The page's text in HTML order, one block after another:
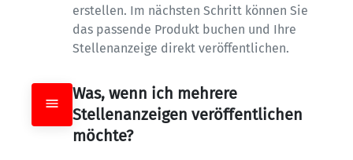
erstellen. Im nächsten Schritt können Sie
das passende Produkt buchen und Ihre
Stellenanzeige direkt veröffentlichen.
Was, wenn ich mehrere
Stellenanzeigen veröffentlichen
möchte?